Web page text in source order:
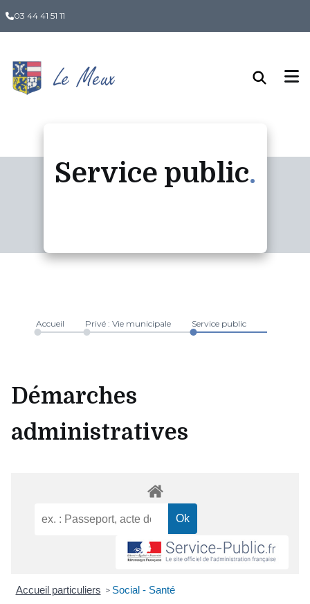
03 44 41 51 11
Service public
Accueil Privé : Vie municipale Service public
Démarches
administratives
Accueil particuliers > Social - Santé
Panneau de gestion des cookies